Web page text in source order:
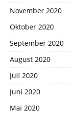
November 2020
Oktober 2020
September 2020
August 2020
Juli 2020
Juni 2020
Mai 2020